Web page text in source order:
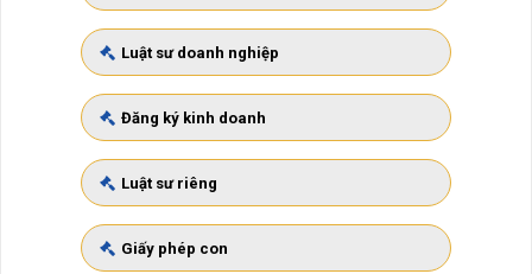
Luật sư doanh nghiệp
Đăng ký kinh doanh
Luật sư riêng
Giấy phép con